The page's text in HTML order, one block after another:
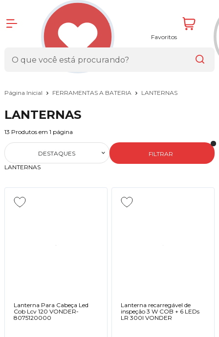
Favoritos
Página Inicial FERRAMENTAS A BATERIA LANTERNAS
LANTERNAS
13 Produtos em 1 página
FILTRAR
DESTAQUES
LANTERNAS
Lanterna Para Cabeça Led
Cob Lcv 120 VONDER-
8075120000
Lanterna recarregável de
inspeção 3 W COB + 6 LEDs
LR 300I VONDER